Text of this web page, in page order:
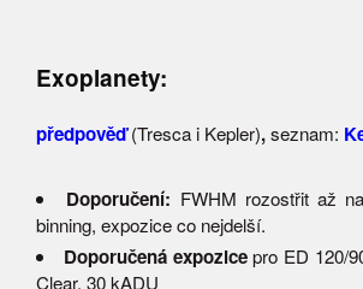
Exoplanety:
předpověď(Tresca i Kepler),seznam:
Doporučení: FWHM rozostřit až
binning, expozice co nejdelší.
Doporučená expozicepro ED 120/
Clear, 30 kADU